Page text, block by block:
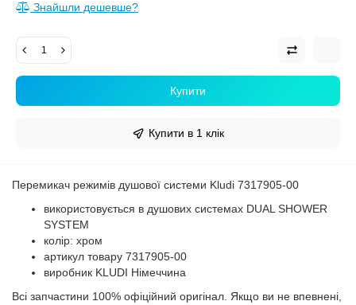
Знайшли дешевше?
Купити
Купити в 1 клік
Перемикач режимів душової системи Kludi 7317905-00
використовується в душових системах DUAL SHOWER
SYSTEM
колір: хром
артикул товару 7317905-00
виробник KLUDI Німеччина
Всі запчастини 100% офіційний оригінал. Якщо ви не впевнені,